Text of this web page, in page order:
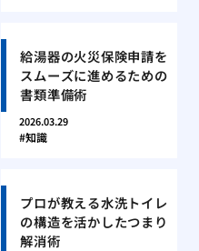
給湯器の火災保険申請を
スムーズに進めるための
書類準備術
2026.03.29
知識
プロが教える水洗トイレ
の構造を活かしたつまり
解消術